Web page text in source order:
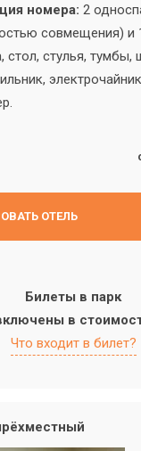
номера: 2
совмещения) и
стол, стулья, тумбы,
ОТЕЛЬ
Билеты в парк
в
Что входит в билет?